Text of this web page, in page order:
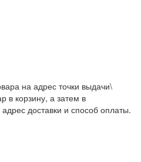
на адрес точки выдачи\
в корзину, а затем в
доставки и способ оплаты.